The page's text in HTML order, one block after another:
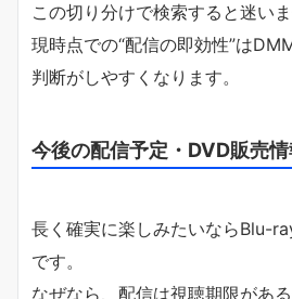
この切り分けで検索すると迷いま
現時点での“配信の即効性”は
判断がしやすくなります。
今後の配信予定・DVD販売情
長く確実に楽しみたいならBlu-
です。
なぜなら、配信は視聴期限があ